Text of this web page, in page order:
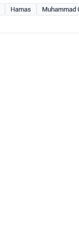
Hamas Muhammad